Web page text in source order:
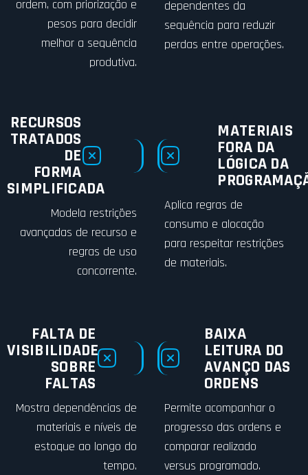
ordem, com priorização e
pesos para decidir
melhor a sequência
produtiva.
dependentes da
sequência para reduzir
perdas entre operações.
RECURSOS
TRATADOS
DE
FORMA
SIMPLIFICADA
Modela restrições
avançadas de recurso e
regras de uso
concorrente.
MATERIAIS
FORA DA
LÓGICA DA
Aplica regras de
consumo e alocação
para respeitar restrições
de materiais.
FALTA DE
VISIBILIDADE
SOBRE
FALTAS
Mostra dependências de
materiais e níveis de
estoque ao longo do
tempo.
BAIXA
LEITURA DO
AVANÇO DAS
ORDENS
Permite acompanhar o
progresso das ordens e
comparar realizado
versus programado.